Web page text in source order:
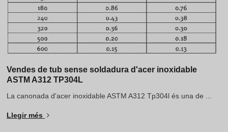
Vendes de tub sense soldadura d'acer inoxidable
ASTM A312 TP304L
La canonada d'acer inoxidable ASTM A312 Tp304l és una de ...
Llegir més